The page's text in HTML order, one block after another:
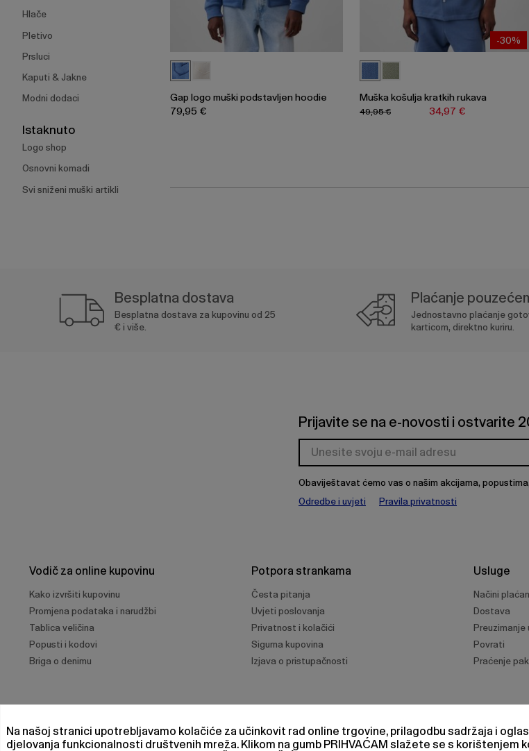
Hlače
Pletivo
Prsluci
Kaputi & Jakne
Modni dodaci
Istaknuto
Logo shop
Osnovni komadi
Svi sniženi muški artikli
Gap logo muški podstavljen hoodie
79,95 €
-30%
Muška košulja kratkih rukava
34,97 €
49,95 €
Besplatna dostava
Besplatna dostava za kupovinu od 25
€ i više.
Plaćanje
Jednostavno plaćanje
karticom, direktno kuriru.
Prijavite se na e-novosti i ostvarite
Obaviještavat ćemo vas o našim akcijama,
Odredbe i uvjeti
Pravila privatnosti
Vodič za online kupovinu
Kako izvršiti kupovinu
Promjena podataka i narudžbi
Tablica veličina
Popusti i kodovi
Briga o denimu
Potpora strankama
Česta pitanja
Uvjeti poslovanja
Privatnost i kolačići
Sigurna kupovina
Izjava o pristupačnosti
Usluge
Načini
Dostava
Preuzimanje
Povrati
Praćenje
Na našoj stranici upotrebljavamo kolačiće za učinkovit rad online trgovine, prilagodbu sadržaja i
djelovanja funkcionalnosti društvenih mreža. Klikom na gumb PRIHVAĆAM slažete se s korištenjem